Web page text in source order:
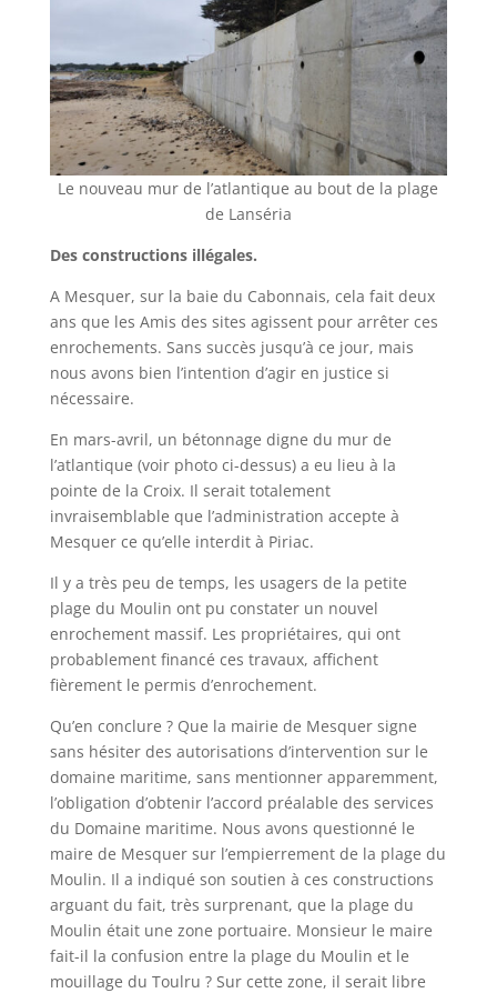
Le nouveau mur de l’atlantique au bout de la plage
de Lanséria
Des constructions illégales.
A Mesquer, sur la baie du Cabonnais, cela fait deux
ans que les Amis des sites agissent pour arrêter ces
enrochements. Sans succès jusqu’à ce jour, mais
nous avons bien l’intention d’agir en justice si
nécessaire.
En mars-avril, un bétonnage digne du mur de
l’atlantique (voir photo ci-dessus) a eu lieu à la
pointe de la Croix. Il serait totalement
invraisemblable que l’administration accepte à
Mesquer ce qu’elle interdit à Piriac.
Il y a très peu de temps, les usagers de la petite
plage du Moulin ont pu constater un nouvel
enrochement massif. Les propriétaires, qui ont
probablement financé ces travaux, affichent
fièrement le permis d’enrochement.
Qu’en conclure ? Que la mairie de Mesquer signe
sans hésiter des autorisations d’intervention sur le
domaine maritime, sans mentionner apparemment,
l’obligation d’obtenir l’accord préalable des services
du Domaine maritime. Nous avons questionné le
maire de Mesquer sur l’empierrement de la plage du
Moulin. Il a indiqué son soutien à ces constructions
arguant du fait, très surprenant, que la plage du
Moulin était une zone portuaire. Monsieur le maire
fait-il la confusion entre la plage du Moulin et le
mouillage du Toulru ? Sur cette zone, il serait libre